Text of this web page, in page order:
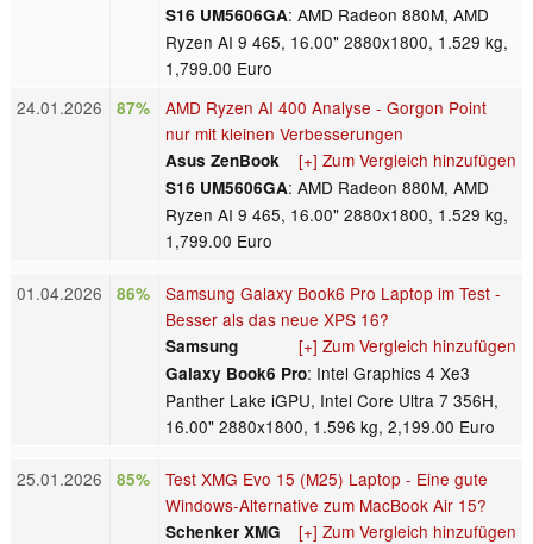
S16 UM5606GA: AMD Radeon 880M, AMD
Ryzen AI 9 465, 16.00" 2880x1800, 1.529 kg,
1,799.00 Euro
24.01.2026
87%
AMD Ryzen AI 400 Analyse - Gorgon Point
nur mit kleinen Verbesserungen
[+] Zum Vergleich hinzufügen
Asus ZenBook
S16 UM5606GA: AMD Radeon 880M, AMD
Ryzen AI 9 465, 16.00" 2880x1800, 1.529 kg,
1,799.00 Euro
01.04.2026 86%
Samsung Galaxy Book6 Pro Laptop im Test -
Besser als das neue XPS 16?
[+] Zum Vergleich hinzufügen
Samsung
Galaxy Book6 Pro: Intel Graphics 4 Xe3
Panther Lake iGPU, Intel Core Ultra 7 356H,
16.00" 2880x1800, 1.596 kg, 2,199.00 Euro
25.01.2026 85%
Test XMG Evo 15 (M25) Laptop - Eine gute
Windows-Alternative zum MacBook Air 15?
[+] Zum Vergleich hinzufügen
Schenker XMG